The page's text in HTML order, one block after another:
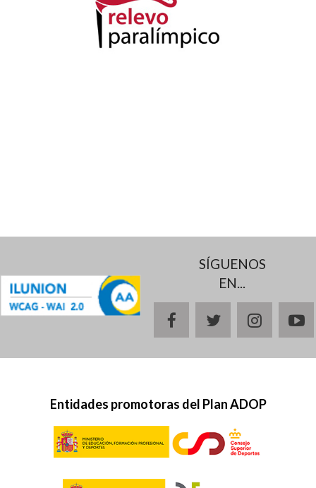
SÍGUENOS
EN...
facebooktwitter
Entidades promotoras del Plan ADOP